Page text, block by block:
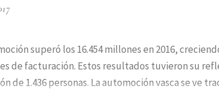
superó los 16.454 millones en 2016,
de facturación. Estos resultados tuvieron su
de 1.436 personas. La automoción vasca se ve